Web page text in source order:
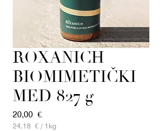
ROXANICH
BIOMIMETIČKI
MED 827 g
20,00 €Cijena
24,18 € / 1kg